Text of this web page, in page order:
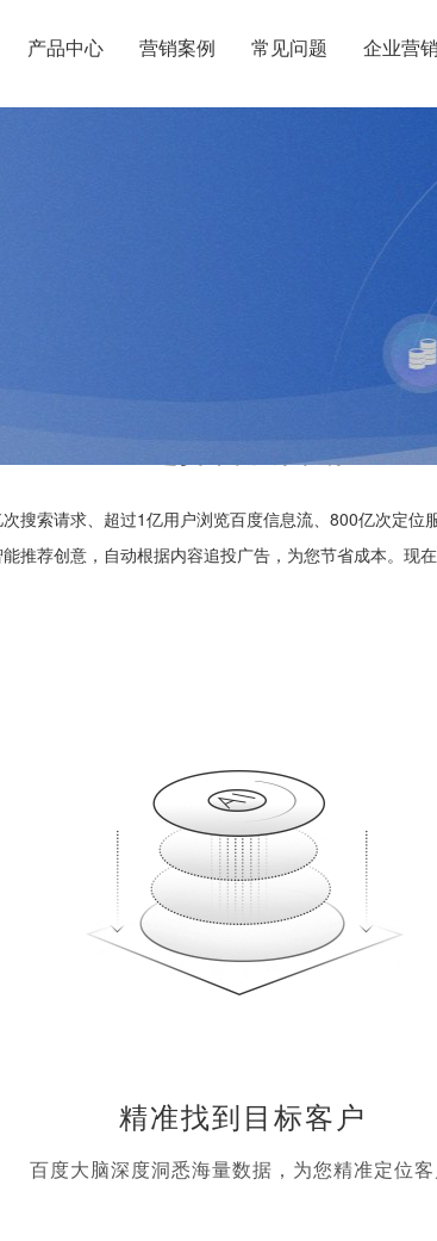
产品中心 营销案例 常见问题 企业营销
选择百度营销
搜索请求、超过1亿用户浏览百度信息流、800亿次定
推荐创意，自动根据内容追投广告，为您节省成本。现
精准找到目标客户
百度大脑深度洞悉海量数据，为您精准定位